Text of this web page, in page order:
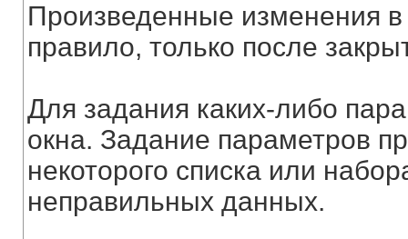
Произведенные изменения в
правило, только после
Для задания каких-либо
окна. Задание параметров
некоторого списка или
неправильных данных.